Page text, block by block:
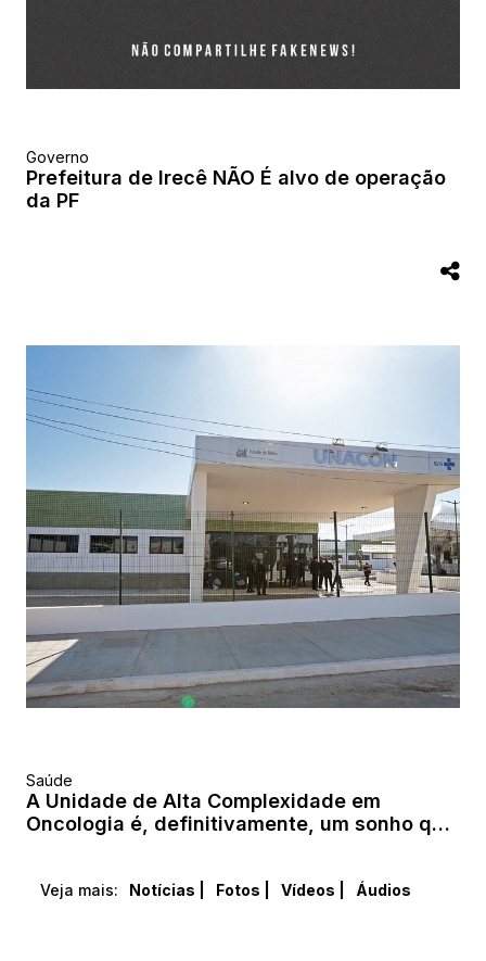
Governo
Prefeitura de Irecê NÃO É alvo de operação
da PF
Saúde
A Unidade de Alta Complexidade em
Oncologia é, definitivamente, um sonho que
Veja mais: Notícias | Fotos | Vídeos | Áudios